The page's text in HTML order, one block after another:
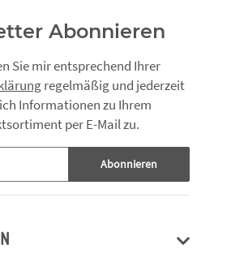
Abonnieren
Sie mir entsprechend Ihrer
regelmäßig und jederzeit
Informationen zu Ihrem
per E-Mail zu.
Abonnieren